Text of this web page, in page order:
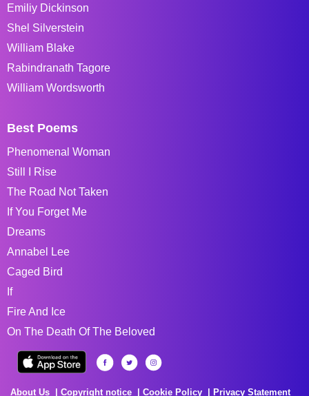
Emiliy Dickinson
Shel Silverstein
William Blake
Rabindranath Tagore
William Wordsworth
Best Poems
Phenomenal Woman
Still I Rise
The Road Not Taken
If You Forget Me
Dreams
Annabel Lee
Caged Bird
If
Fire And Ice
On The Death Of The Beloved
About Us Copyright notice Cookie Policy Privacy Statement